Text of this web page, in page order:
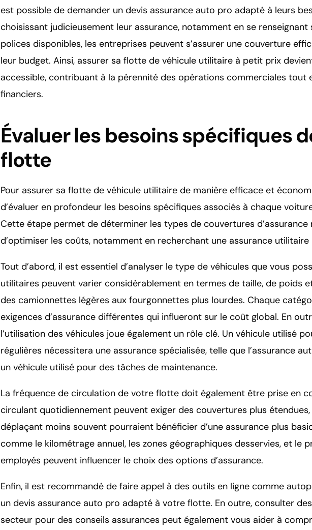
est possible de demander un devis assurance auto pro adapté à leurs
choisissant judicieusement leur assurance, notamment en se
polices disponibles, les entreprises peuvent s’assurer une couverture
leur budget. Ainsi, assurer sa flotte de véhicule utilitaire à petit prix
accessible, contribuant à la pérennité des opérations commerciales tout
financiers.
Évaluer les besoins spécifiques
flotte
Pour assurer sa flotte de véhicule utilitaire de manière efficace et
d’évaluer en profondeur les besoins spécifiques associés à chaque
Cette étape permet de déterminer les types de couvertures d’assurance
d’optimiser les coûts, notamment en recherchant une assurance utilitaire
Tout d’abord, il est essentiel d’analyser le type de véhicules que vous
utilitaires peuvent varier considérablement en termes de taille, de poids
des camionnettes légères aux fourgonnettes plus lourdes. Chaque
exigences d’assurance différentes qui influeront sur le coût global. En
l’utilisation des véhicules joue également un rôle clé. Un véhicule utilisé
régulières nécessitera une assurance spécialisée, telle que l’assurance
un véhicule utilisé pour des tâches de maintenance.
La fréquence de circulation de votre flotte doit également être prise en
circulant quotidiennement peuvent exiger des couvertures plus
déplaçant moins souvent pourraient bénéficier d’une assurance plus
comme le kilométrage annuel, les zones géographiques desservies, et le
employés peuvent influencer le choix des options d’assurance.
Enfin, il est recommandé de faire appel à des outils en ligne comme
un devis assurance auto pro adapté à votre flotte. En outre, consulter
secteur pour des conseils assurances peut également vous aider à